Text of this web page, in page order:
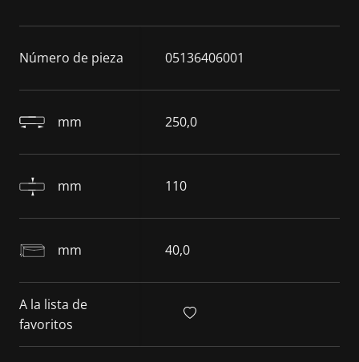
Número de pieza 05136406001
mm 250,0
mm 110
mm 40,0
A la lista de
favoritos